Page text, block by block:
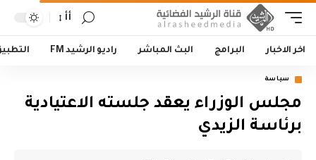
أأ
اخر الاخبار البرامج البث المباشر راديو الرشيد FM
سياسة
مجلس الوزراء يعقد جلسته الاعتيادية
برئاسة الزيدي